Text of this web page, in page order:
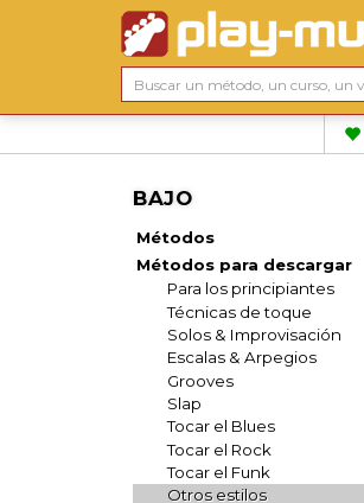
BAJO
Métodos
Métodos para descargar
Para los principiantes
Técnicas de toque
Solos & Improvisación
Escalas & Arpegios
Grooves
Slap
Tocar el Blues
Tocar el Rock
Tocar el Funk
Otros estilos